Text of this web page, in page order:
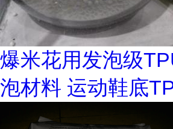
爆米花用发泡级
泡材料 运动鞋底